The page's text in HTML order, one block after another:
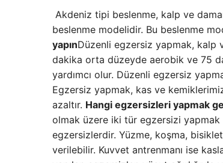
Akdeniz tipi beslenme, kalp ve damar
beslenme modelidir. Bu beslenme
yapınDüzenli egzersiz yapmak, kalp
dakika orta düzeyde aerobik ve 75
yardımcı olur. Düzenli egzersiz
Egzersiz yapmak, kas ve
azaltır. Hangi egzersizleri yapmak
olmak üzere iki tür egzersizi yapmak
egzersizlerdir. Yüzme, koşma,
verilebilir. Kuvvet antrenmanı ise